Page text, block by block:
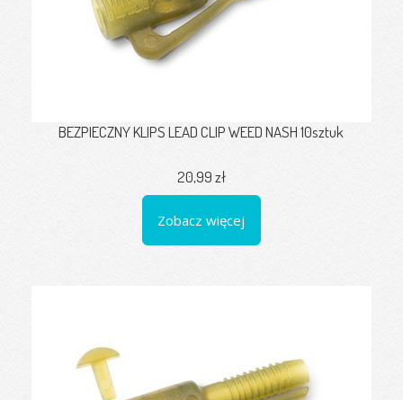
BEZPIECZNY KLIPS LEAD CLIP WEED NASH 10sztuk
20,99 zł
Zobacz więcej